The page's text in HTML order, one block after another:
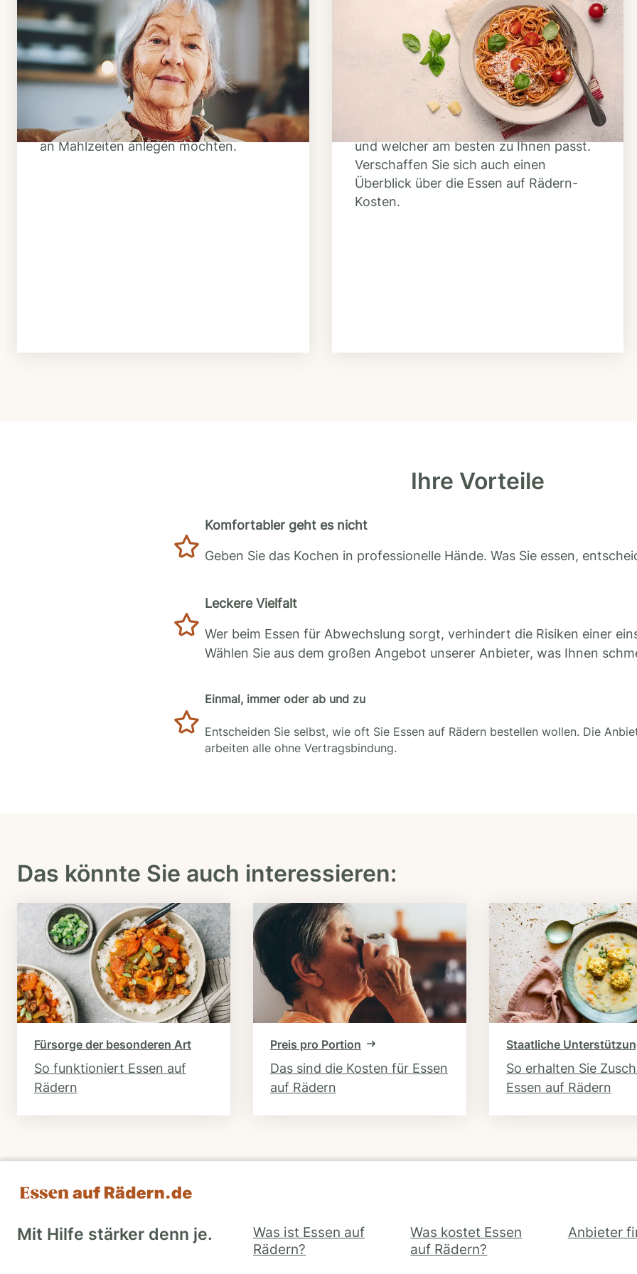
Schritt 1
Klarheit schaffen
Überlegen Sie, ob Ihnen das Essen
täglich verzehrfertig geliefert werden
soll oder Sie sich einen Tiefkühl-Vorrat
an Mahlzeiten anlegen möchten.
Schritt 2
Anbieter finden
Nutzen Sie unsere große Mahlzeiten-
Dienst-Suche, um herauszufinden,
welche Anbieter es in Ihrer Region gibt
und welcher am besten zu Ihnen passt.
Verschaffen Sie sich auch einen
Überblick über die Essen auf Rädern-
Kosten.
Ihre Vorteile
Komfortabler geht es nicht
Geben Sie das Kochen in professionelle Hände. Was Sie essen,
Leckere Vielfalt
Wer beim Essen für Abwechslung sorgt, verhindert die Risiken einer
Wählen Sie aus dem großen Angebot unserer Anbieter, was Ihnen
Einmal, immer oder ab und zu
Entscheiden Sie selbst, wie oft Sie Essen auf Rädern bestellen wollen. Die
arbeiten alle ohne Vertragsbindung.
Das könnte Sie auch interessieren:
Fürsorge der besonderen Art
So funktioniert Essen auf
Rädern
Preis pro Portion
Das sind die Kosten für Essen
auf Rädern
Staatliche
So erhalten Sie
Essen auf Rädern
Mit Hilfe stärker denn je.
Was ist Essen auf
Rädern?
Was kostet Essen
auf Rädern?
Anbieter